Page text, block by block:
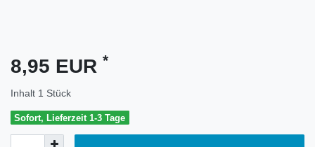
8,95 EUR *
Inhalt 1 Stück
Sofort, Lieferzeit 1-3 Tage